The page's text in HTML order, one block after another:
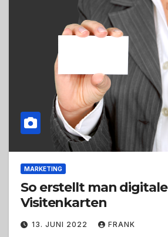
MARKETING
So erstellt man digitale
Visitenkarten
13. JUNI 2022 FRANK